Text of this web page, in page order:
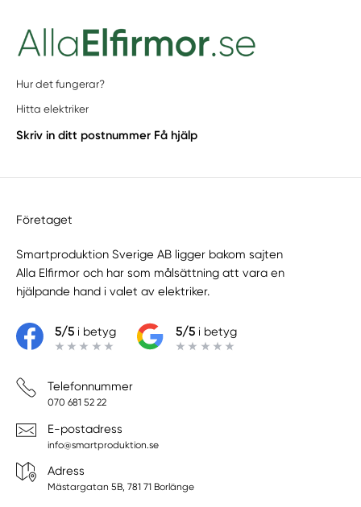
Hur det fungerar?
Hitta elektriker
Skriv in ditt postnummer Få hjälp
Företaget
Smartproduktion Sverige AB ligger bakom sajten
Alla Elfirmor och har som målsättning att vara en
hjälpande hand i valet av elektriker.
5/5i betyg 5/5i betyg
Telefonnummer
070 681 52 22
E-postadress
info@smartproduktion.se
Adress
Mästargatan 5B, 781 71 Borlänge